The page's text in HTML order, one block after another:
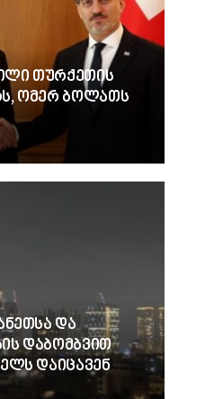
თურქეთის
ომერ ბოლათს
და
დაბომბვით
დაიცავენ